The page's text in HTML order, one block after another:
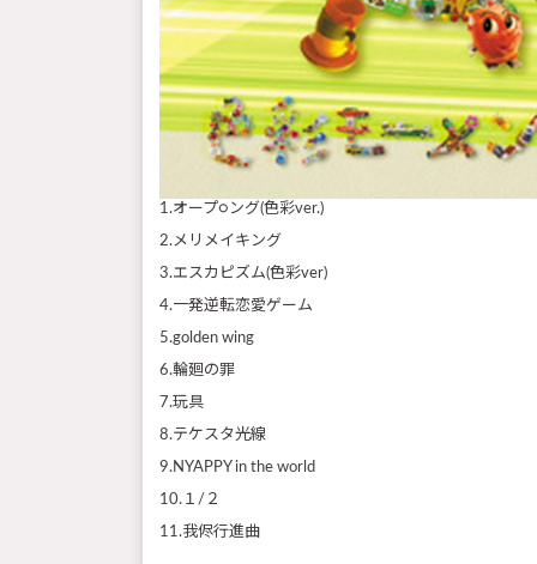
1.オープ○ング(色彩ver.)
2.メリメイキング
3.エスカピズム(色彩ver)
4.一発逆転恋愛ゲーム
5.golden wing
6.輪廻の罪
7.玩具
8.テケスタ光線
9.NYAPPY in the world
10.１/２
11.我侭行進曲